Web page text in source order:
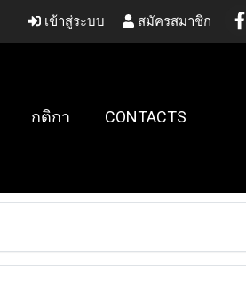
เข้าสู่ระบบ สมัครสมาชิก
กติกา CONTACTS